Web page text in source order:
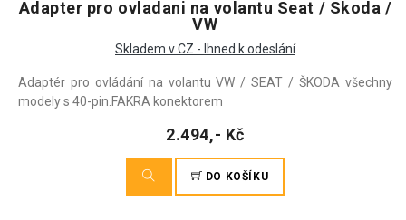
Adapter pro ovladani na volantu Seat / Skoda /
VW
Skladem v CZ - Ihned k odeslání
Adaptér pro ovládání na volantu VW / SEAT / ŠKODA všechny
modely s 40-pin.FAKRA konektorem
2.494,- Kč
DO KOŠÍKU